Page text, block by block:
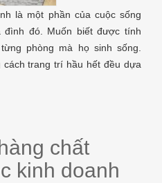
là một phần của cuộc sống
đình đó. Muốn biết được tính
phòng mà họ sinh sống.
trang trí hầu hết đều dựa
chất
kinh doanh